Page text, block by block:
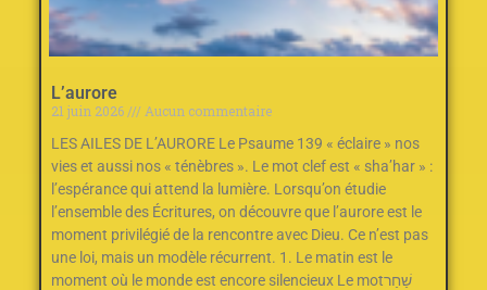
L’aurore
21 juin 2026
Aucun commentaire
LES AILES DE L’AURORE Le Psaume 139
vies et aussi nos‭ ‬«‮ ‬ténèbres‮ ‬»‭.‬ Le mot clef est «‭ ‬sha’har‮ ‬»‭ :
‬l’espérance qui attend la lumière. Lorsqu’on étudie
l’ensemble des Écritures‭, ‬on découvre que l’aurore est le
moment privilégié de la rencontre avec Dieu‭.‬ Ce n’est pas
une loi‭, ‬mais un modèle récurrent‭.‬ 1‭. ‬Le matin est le
moment où le monde est encore silencieux Le mot‭ ‬שַׁחַר‭